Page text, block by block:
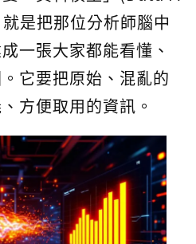
是把那位分析師腦中
一張大家都能看懂、
它要把原始、混亂的
方便取用的資訊。